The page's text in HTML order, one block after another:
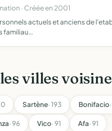
· Créée en 2001
actuels et anciens de
familiau…
villes
Sartène· 193 Bonifacio
· 96 Vico· 91 Afa· 91